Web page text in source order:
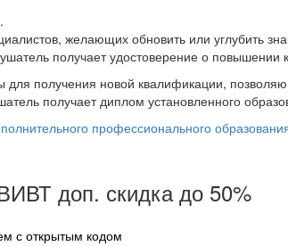
желающих обновить или углубить
получает удостоверение о
для получения новой квалификации,
получает диплом установленного
профессионального
доп. скидка до 50%
с открытым кодом